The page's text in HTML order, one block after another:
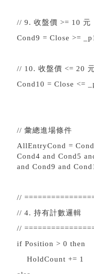
// 9. 收盤價 >= 10 元
Cond9 = Close >=
// 10. 收盤價 <= 20
Cond10 = Close <=
// 彙總進場條件
AllEntryCond =
Cond4 and Cond5
and Cond9 and
//
// 4. 持有計數邏輯
//
if Position > 0 then
HoldCount += 1